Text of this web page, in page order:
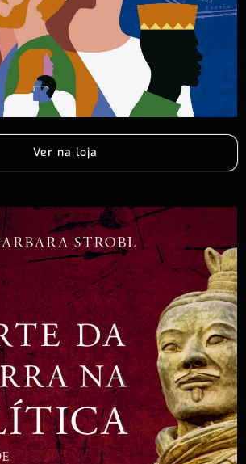
Ver na loja